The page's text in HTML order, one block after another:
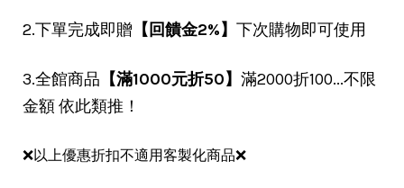
2.下單完成即贈 【回饋金2%】 下次購物即可使用
3.全館商品 【滿1000元折50】 滿2000折100...不限
金額 依此類推！
❌以上優惠折扣不適用客製化商品❌